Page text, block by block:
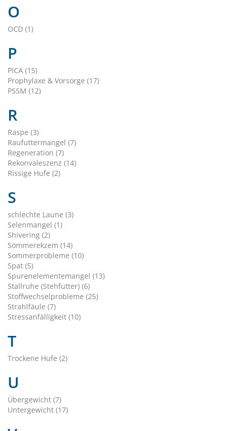
O
OCD (1)
P
PICA (15)
Prophylaxe & Vorsorge (17)
PSSM (12)
R
Raspe (3)
Raufuttermangel (7)
Regeneration (7)
Rekonvaleszenz (14)
Rissige Hufe (2)
S
schlechte Laune (3)
Selenmangel (1)
Shivering (2)
Sommerekzem (14)
Sommerprobleme (10)
Spat (5)
Spurenelementemangel (13)
Stallruhe (Stehfutter) (6)
Stoffwechselprobleme (25)
Strahlfäule (7)
Stressanfälligkeit (10)
T
Trockene Hufe (2)
U
Übergewicht (7)
Untergewicht (17)